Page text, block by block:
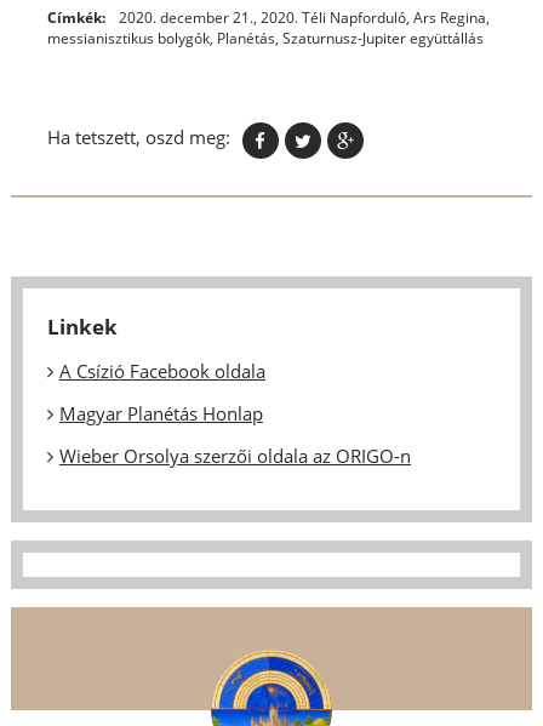
Címkék: 2020. december 21., 2020. Téli Napforduló, Ars Regina,
messianisztikus bolygók, Planétás, Szaturnusz-Jupiter együttállás
Ha tetszett, oszd meg:
Linkek
A Csízió Facebook oldala
Magyar Planétás Honlap
Wieber Orsolya szerzői oldala az ORIGO-n